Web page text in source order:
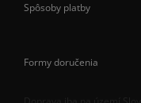
Spôsoby platby
Formy doručenia